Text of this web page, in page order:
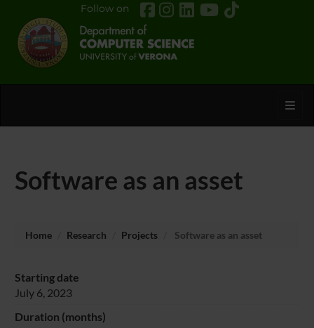
Follow on
Software as an asset
Home Research Projects Software as an asset
Starting date
July 6, 2023
Duration (months)